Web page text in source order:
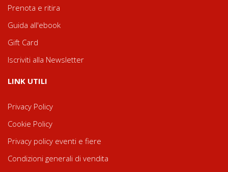
Prenota e ritira
Guida all'ebook
Gift Card
Iscriviti alla Newsletter
LINK UTILI
Privacy Policy
Cookie Policy
Privacy policy eventi e fiere
Condizioni generali di vendita